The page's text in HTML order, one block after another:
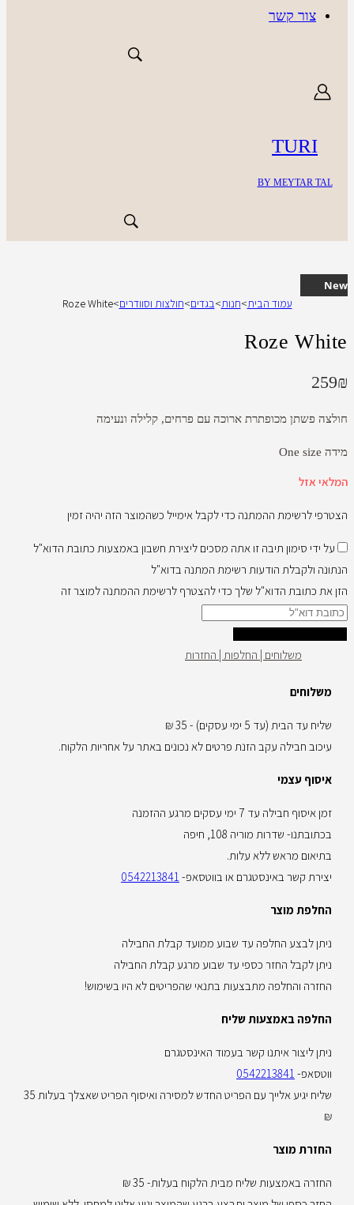
צור קשר
TURI
BY MEYTAR TAL
New
עמוד הבית>חנות>בגדים>חולצות וסוודרים>
Roze White
Roze White
259₪
חולצה פשתן מכופתרת ארוכה עם פרחים, קלילה ונעימה
מידה One size
המלאי אזל
הצטרפי לרשימת ההמתנה כדי לקבל אימייל כשהמוצר הזה יהיה זמין
על ידי סימון תיבה זו אתה מסכים ליצירת חשבון באמצעות כתובת הדוא"ל
הנתונה ולקבלת הודעות רשימת המתנה בדוא"ל
הזן את כתובת הדוא"ל שלך כדי להצטרף לרשימת ההמתנה למוצר זה
משלוחים | החלפות | החזרות
משלוחים
שליח עד הבית (עד 5 ימי עסקים) - 35 ₪
עיכוב חבילה עקב הזנת פרטים לא נכונים באתר על אחריות הלקוח.
איסוף עצמי
זמן איסוף חבילה עד 7 ימי עסקים מרגע ההזמנה
בכתובתנו- שדרות מוריה 108, חיפה
בתיאום מראש ללא עלות.
יצירת קשר באינסטגרם או בווטסאפ- 0542213841
החלפת מוצר
ניתן לבצע החלפה עד שבוע ממועד קבלת החבילה
ניתן לקבל החזר כספי עד שבוע מרגע קבלת החבילה
החזרה והחלפה מתבצעות בתנאי שהפריטים לא היו בשימוש!
החלפה באמצעות שליח
ניתן ליצור איתנו קשר בעמוד האינסטגרם
ווטסאפ- 0542213841
שליח יגיע אלייך עם הפריט החדש למסירה ואיסוף הפריט שאצלך בעלות 35
₪
החזרת מוצר
החזרה באמצעות שליח מבית הלקוח בעלות- 35 ₪